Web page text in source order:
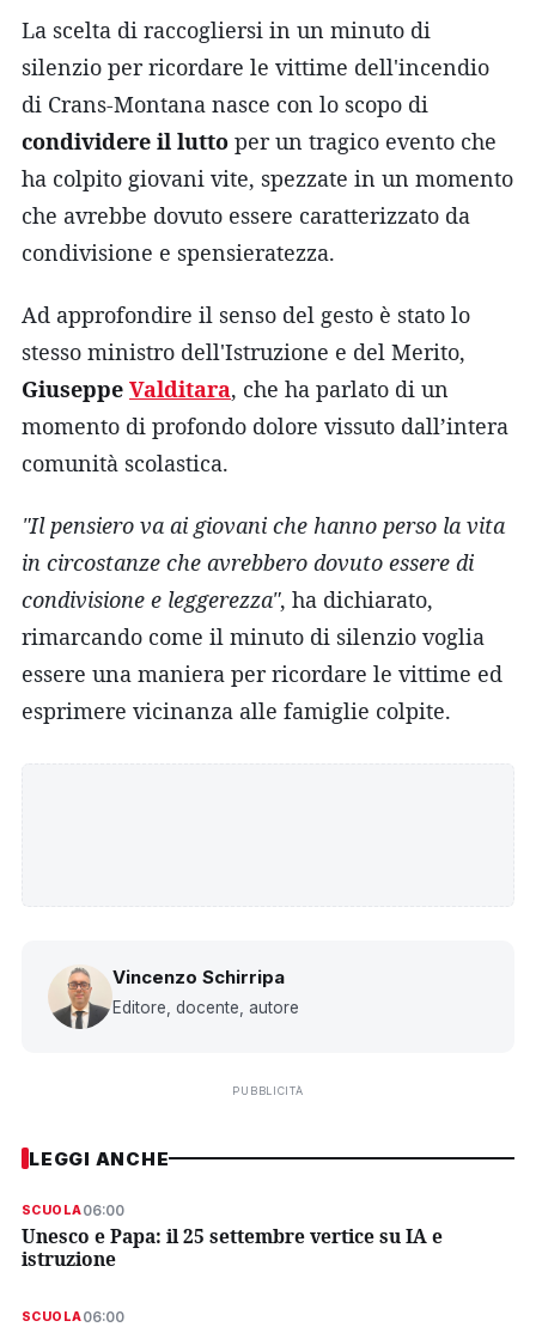
La scelta di raccogliersi in un minuto di
silenzio per ricordare le vittime dell'incendio
di Crans-Montana nasce con lo scopo di
condividere il lutto per un tragico evento che
ha colpito giovani vite, spezzate in un momento
che avrebbe dovuto essere caratterizzato da
condivisione e spensieratezza.
Ad approfondire il senso del gesto è stato lo
stesso ministro dell'Istruzione e del Merito,
Giuseppe Valditara, che ha parlato di un
momento di profondo dolore vissuto dall’intera
comunità scolastica.
"Il pensiero va ai giovani che hanno perso la vita
in circostanze che avrebbero dovuto essere di
condivisione e leggerezza", ha dichiarato,
rimarcando come il minuto di silenzio voglia
essere una maniera per ricordare le vittime ed
esprimere vicinanza alle famiglie colpite.
Vincenzo Schirripa
Editore, docente, autore
PUBBLICITÀ
LEGGI ANCHE
SCUOLA06:00
Unesco e Papa: il 25 settembre vertice su IA e
istruzione
SCUOLA06:00